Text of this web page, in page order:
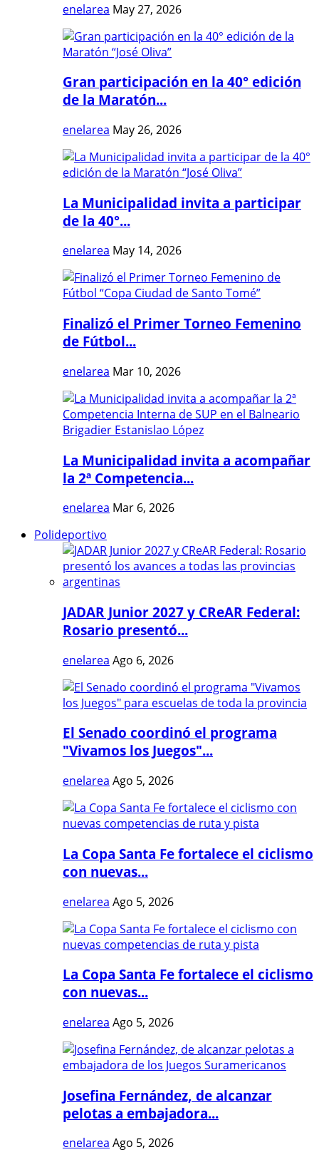
enelarea May 27, 2026
Gran participación en la 40° edición
de la Maratón...
enelarea May 26, 2026
La Municipalidad invita a participar
de la 40°...
enelarea May 14, 2026
Finalizó el Primer Torneo Femenino
de Fútbol...
enelarea Mar 10, 2026
La Municipalidad invita a acompañar
la 2ª Competencia...
enelarea Mar 6, 2026
Polideportivo
JADAR Junior 2027 y CReAR Federal:
Rosario presentó...
enelarea Ago 6, 2026
El Senado coordinó el programa
"Vivamos los Juegos"...
enelarea Ago 5, 2026
La Copa Santa Fe fortalece el ciclismo
con nuevas...
enelarea Ago 5, 2026
La Copa Santa Fe fortalece el ciclismo
con nuevas...
enelarea Ago 5, 2026
Josefina Fernández, de alcanzar
pelotas a embajadora...
enelarea Ago 5, 2026